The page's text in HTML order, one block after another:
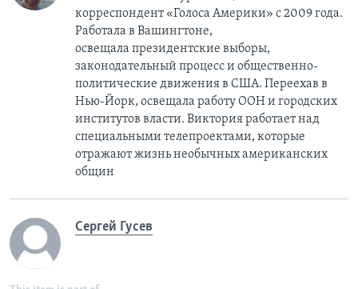
корреспондент «Голоса Америки» с 2009 года.
Работала в Вашингтоне,
освещала президентские выборы,
законодательный процесс и общественно-
политические движения в США. Переехав в
Нью-Йорк, освещала работу ООН и городских
институтов власти. Виктория работает над
специальными телепроектами, которые
отражают жизнь необычных американских
общин
Сергей Гусев